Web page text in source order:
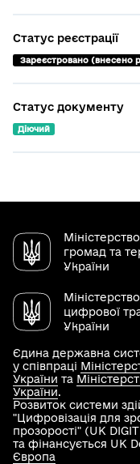
Статус реєстрації
Зареєстровано (внесено
Статус документу
Діючий
громад та
України
Міністерство
цифрової
України
Єдина державна
у співпраці
України та
України.
Розвиток системи
"Цифровізація для
прозорості" (UK
та фінансується UK
Європа